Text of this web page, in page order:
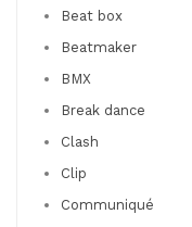
Beat box
Beatmaker
BMX
Break dance
Clash
Clip
Communiqué